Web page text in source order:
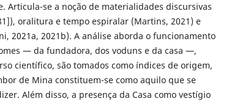
Articula-se a noção de materialidades discursivas
oralitura e tempo espiralar (Martins, 2021) e
2021a, 2021b). A análise aborda o funcionamento
— da fundadora, dos voduns e da casa —,
científico, são tomados como índices de origem,
de Mina constituem-se como aquilo que se
Além disso, a presença da Casa como vestígio